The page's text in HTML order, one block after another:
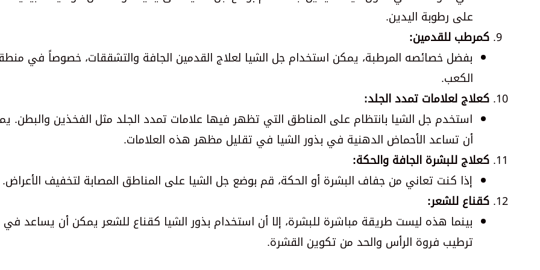
على رطوبة اليدين.
كمرطب للقدمين:
بفضل خصائصه المرطبة، يمكن استخدام جل الشيا لعلاج القدمين الجافة والتشققات، خصوصاً في
الكعب.
كعلاج لعلامات تمدد الجلد:
استخدم جل الشيا بانتظام على المناطق التي تظهر فيها علامات تمدد الجلد مثل الفخذين والبطن.
أن تساعد الأحماض الدهنية في بذور الشيا في تقليل مظهر هذه العلامات.
كعلاج للبشرة الجافة والحكة:
إذا كنت تعاني من جفاف البشرة أو الحكة، قم بوضع جل الشيا على المناطق المصابة لتخفيف الأعراض.
كقناع للشعر:
بينما هذه ليست طريقة مباشرة للبشرة، إلا أن استخدام بذور الشيا كقناع للشعر يمكن أن يساعد في
ترطيب فروة الرأس والحد من تكوين القشرة.